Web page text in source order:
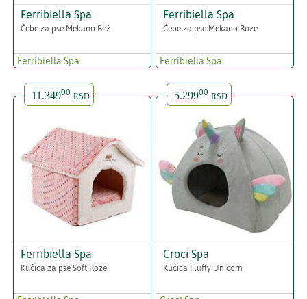
Ferribiella Spa
Ćebe za pse Mekano Bež
Ferribiella Spa
Ferribiella Spa
Ćebe za pse Mekano Roze
Ferribiella Spa
11.34900 RSD
Ferribiella Spa
Kućica za pse Soft Roze
5.29900 RSD
Croci Spa
Kućica Fluffy Unicorn